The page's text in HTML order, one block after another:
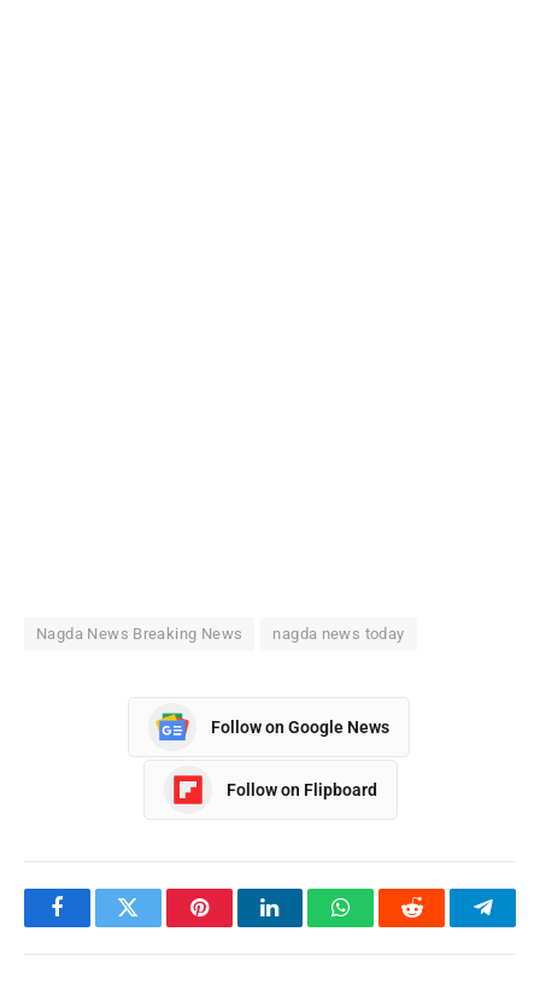
Nagda News Breaking News nagda news today
Follow on Google News
Follow on Flipboard
FacebookTwitter PinterestLinkedInWhatsAppReddit